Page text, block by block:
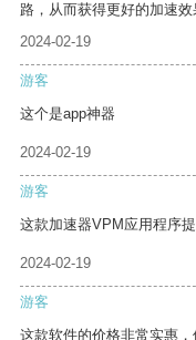
路，从而获得更好的加速效
2024-02-19
游客
这个是app神器
2024-02-19
游客
这款加速器VPM应用程序
2024-02-19
游客
这款软件的价格非常实惠，